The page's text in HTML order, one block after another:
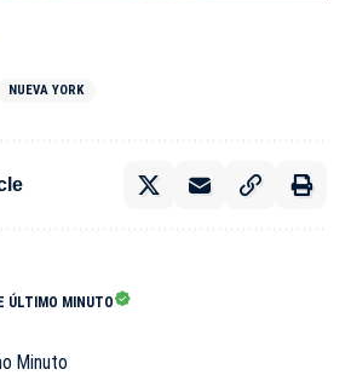
NUEVA YORK
ÚLTIMO MINUTO
Minuto